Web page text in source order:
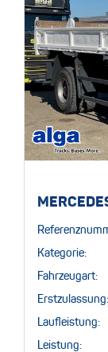
Kategorie:
Fahrzeugart:
Erstzulassung:
Laufleistung:
Leistung: